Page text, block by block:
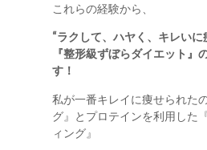
これらの経験から、
“ラクして、ハヤく、キレい
『整形級ずぼらダイエット』
す！
私が一番キレイに痩せられた
グ』とプロテインを利用した
ィング』